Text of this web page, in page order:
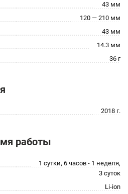
43 мм
120 — 210 мм
43 мм
14.3 мм
36 г
2018 г.
работы
1 сутки, 6 часов - 1 неделя,
3 суток
Li-ion